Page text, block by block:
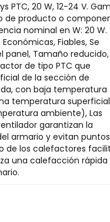
PTC, 20 W, 12-24 V.
de producto o
nominal en W: 20 W.
Fiables, Se
panel, Tamaño reducido,
de tipo PTC que
de la sección de
con baja temperatura
temperatura superficial
ambiente), Las
garantizan la
armario y evitan puntos
de los calefactores
una calefacción rápida